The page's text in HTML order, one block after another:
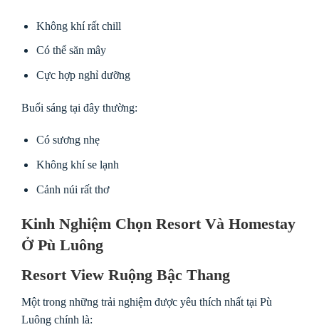
Không khí rất chill
Có thể săn mây
Cực hợp nghỉ dưỡng
Buổi sáng tại đây thường:
Có sương nhẹ
Không khí se lạnh
Cảnh núi rất thơ
Kinh Nghiệm Chọn Resort Và Homestay
Ở Pù Luông
Resort View Ruộng Bậc Thang
Một trong những trải nghiệm được yêu thích nhất tại Pù
Luông chính là: